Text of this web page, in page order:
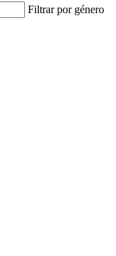
Filtrar por género